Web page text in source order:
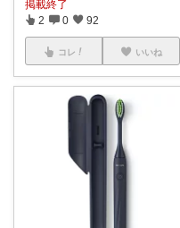
掲載終了
2 0 92
コレ いいね